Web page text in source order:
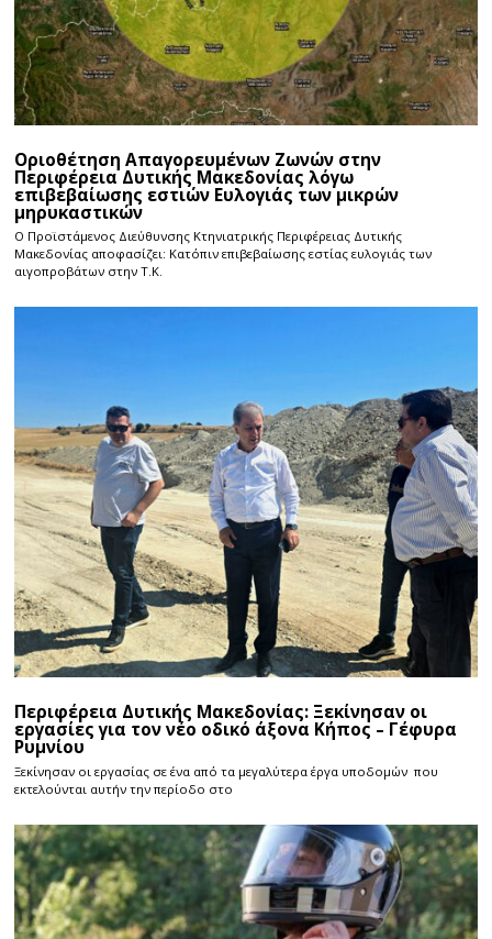
Οριοθέτηση Απαγορευμένων Ζωνών στην
Περιφέρεια Δυτικής Μακεδονίας λόγω
επιβεβαίωσης εστιών Ευλογιάς των μικρών
μηρυκαστικών
Ο Προϊστάμενος Διεύθυνσης Κτηνιατρικής Περιφέρειας Δυτικής
Μακεδονίας αποφασίζει: Κατόπιν επιβεβαίωσης εστίας ευλογιάς των
αιγοπροβάτων στην Τ.Κ.
Περιφέρεια Δυτικής Μακεδονίας: Ξεκίνησαν οι
εργασίες για τον νέο οδικό άξονα Κήπος – Γέφυρα
Ρυμνίου
Ξεκίνησαν οι εργασίας σε ένα από τα μεγαλύτερα έργα υποδομών που
εκτελούνται αυτήν την περίοδο στο